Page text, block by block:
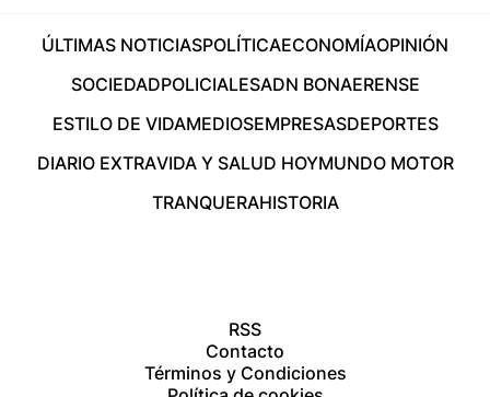
ÚLTIMAS NOTICIASPOLÍTICAECONOMÍAOPINIÓN
SOCIEDADPOLICIALESADN BONAERENSE
ESTILO DE VIDAMEDIOSEMPRESASDEPORTES
DIARIO EXTRAVIDA Y SALUD HOYMUNDO MOTOR
TRANQUERAHISTORIA
RSS
Contacto
Términos y Condiciones